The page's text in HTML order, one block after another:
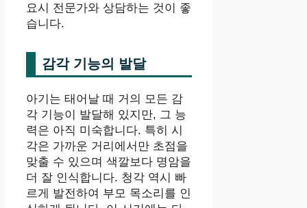
요시 전문가와 상담하는 것이 좋
습니다.
감각 기능의 발달
아기는 태어날 때 거의 모든 감
각 기능이 발달해 있지만, 그 능
력은 아직 미숙합니다. 특히 시
각은 가까운 거리에서만 초점을
맞출 수 있으며 색깔보다 명암을
더 잘 인식합니다. 청각 역시 빠
르게 발전하여 부모 목소리를 인